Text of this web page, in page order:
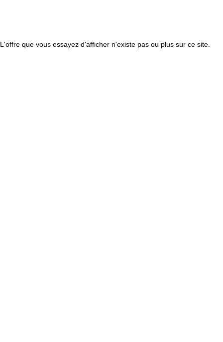
L'offre que vous essayez d'afficher n'existe pas ou plus sur ce site.